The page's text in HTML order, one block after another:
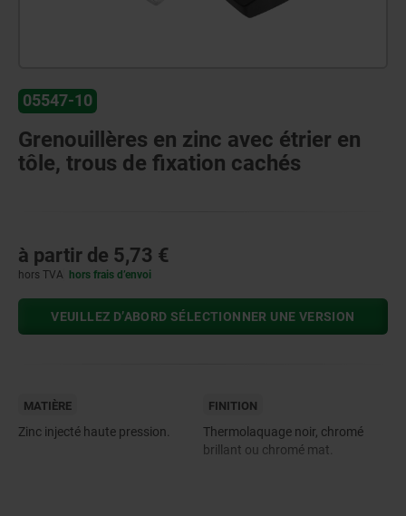
05547-10
Grenouillères en zinc avec étrier en
tôle, trous de fixation cachés
à partir de 5,73 €
hors TVA hors frais d’envoi
VEUILLEZ D’ABORD SÉLECTIONNER UNE VERSION
MATIÈRE
Zinc injecté haute pression.
FINITION
Thermolaquage noir, chromé
brillant ou chromé mat.